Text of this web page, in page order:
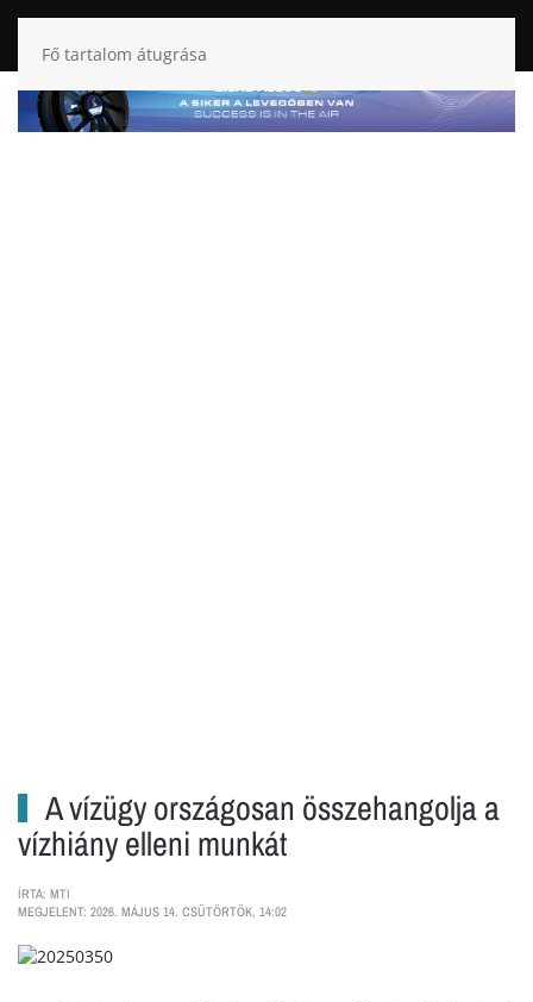
Fő tartalom átugrása
A vízügy országosan összehangolja a
vízhiány elleni munkát
ÍRTA: MTI
MEGJELENT: 2026. MÁJUS 14. CSÜTÖRTÖK, 14:02